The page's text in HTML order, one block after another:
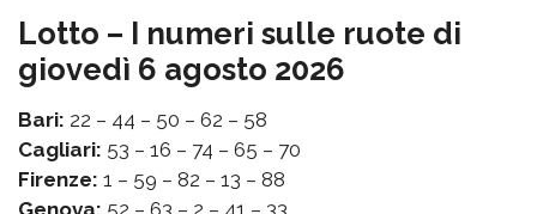
Lotto – I numeri sulle ruote di
giovedì 6 agosto 2026
Bari: 22 – 44 – 50 – 62 – 58
Cagliari: 53 – 16 – 74 – 65 – 70
Firenze: 1 – 59 – 82 – 13 – 88
Genova: 52 – 63 – 2 – 41 – 33